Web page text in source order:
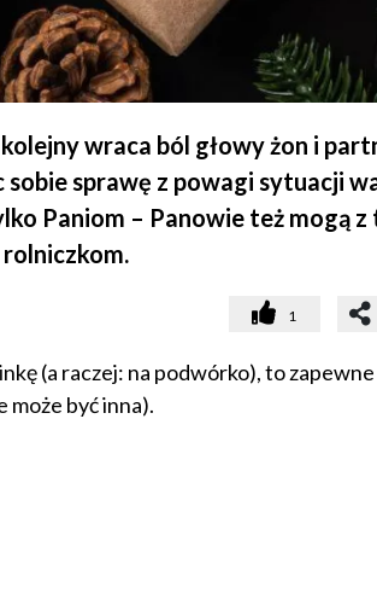
wraca ból głowy żon i
sobie sprawę z powagi sytuacji
Paniom – Panowie też mogą z
1
(a raczej: na podwórko), to zapewne
może być inna).